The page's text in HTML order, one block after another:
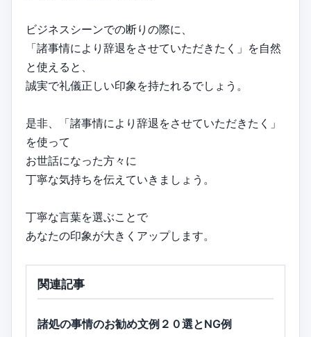
ビジネスシーンでの断りの際に、
「諸事情により辞退をさせていただきたく」を自然
と使えると、
誠実で礼儀正しい印象を持たれるでしょう。
是非、「諸事情により辞退をさせていただきたく」
を使って
お世話になった方々に
丁寧な気持ちを伝えていきましょう。
丁寧な言葉を選ぶことで
あなたの印象が大きくアップします。
関連記事
諸処の事情のお勧め文例２０選とNG例